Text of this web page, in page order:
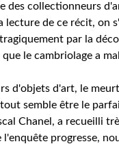
des collectionneurs
lecture de ce récit, on
par la
que le cambriolage a
d'objets d'art, le
semble être le
Chanel, a recueilli
progresse,